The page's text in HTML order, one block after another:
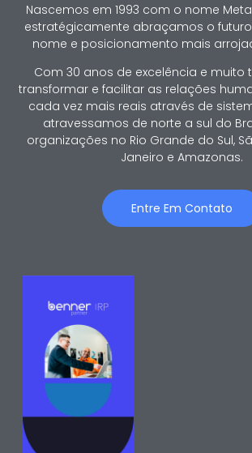
Nascemos em 1993 com o nome
estratégicamente abraçamos o
nome e posicionamento mais
Com 30 anos de excelência e muito
transformar e facilitar as relações
cada vez mais reais através de
atravessamos de norte a sul do
organizações no Rio Grande do Sul,
Janeiro e Amazonas.
Entre Em Contato